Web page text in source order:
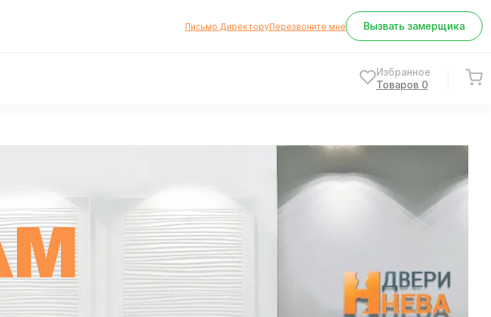
Письмо ДиректоруПерезвоните мне Вызвать замерщика
Избранное
Товаров 0